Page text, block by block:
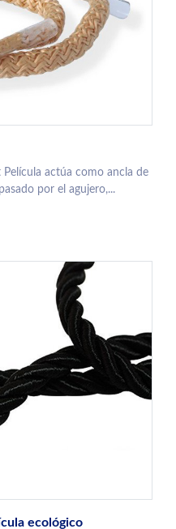
Película actúa como ancla de
por el agujero,...
ecológico